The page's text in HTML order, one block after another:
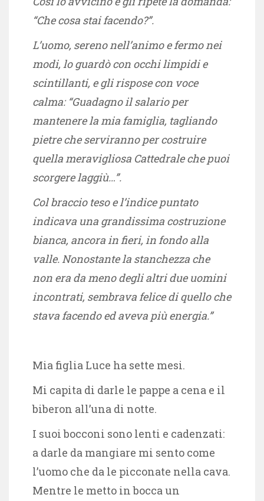
“Che cosa stai facendo?”.
L’uomo, sereno nell’animo e fermo nei
modi, lo guardò con occhi limpidi e
scintillanti, e gli rispose con voce
calma: “Guadagno il salario per
mantenere la mia famiglia, tagliando
pietre che serviranno per costruire
quella meravigliosa Cattedrale che puoi
scorgere laggiù…”.
Col braccio teso e l’indice puntato
indicava una grandissima costruzione
bianca, ancora in fieri, in fondo alla
valle. Nonostante la stanchezza che
non era da meno degli altri due uomini
incontrati, sembrava felice di quello che
stava facendo ed aveva più energia.”
Mia figlia Luce ha sette mesi.
Mi capita di darle le pappe a cena e il
biberon all’una di notte.
I suoi bocconi sono lenti e cadenzati:
a darle da mangiare mi sento come
l’uomo che da le picconate nella cava.
Mentre le metto in bocca un